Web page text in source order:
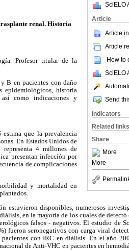
SciELO
Article
Article
Article
How to
SciELO
Send
Indicators
Related links
Share
More
More
renal. Historia
Profesor titular de la
B en pacientes con daño
epidemiológicos, historia
como indicaciones y
que la prevalencia
En Estados Unidos de
4 millones de
presentan infección por
de complicaciones
y mortalidad en
estuvieron disponibles, numerosos
en la mayoría de los cuales de
falsos - negativos. El estudio de
fueron seronegativos con carga viral
con IRC en diálisis. En el año
de Anti-VHC en pacientes en